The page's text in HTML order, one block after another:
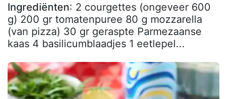
Ingrediënten: 2 courgettes (ongeveer 600
g) 200 gr tomatenpuree 80 g mozzarella
(van pizza) 30 gr geraspte Parmezaanse
kaas 4 basilicumblaadjes 1 eetlepel...